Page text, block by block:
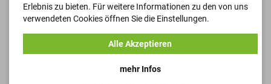
Erlebnis zu bieten. Für weitere Informationen zu den von uns
verwendeten Cookies öffnen Sie die Einstellungen.
mehr Infos
Alle Akzeptieren